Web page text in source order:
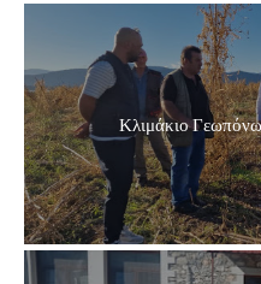
Κλιμάκιο